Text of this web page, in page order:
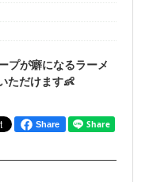
プが癖になるラーメ
ただけます👶
Share